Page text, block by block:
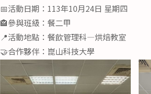
📅活動日期：113年10月24日 星期四
🏤參與班級：餐二甲
📍活動地點：餐飲管理科—烘焙教室
🤝合作夥伴：崑山科技大學